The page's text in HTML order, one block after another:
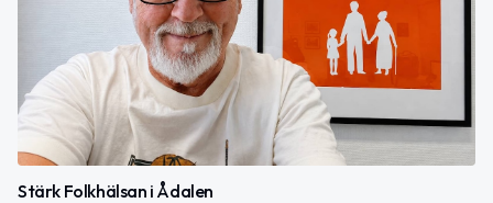
Stärk Folkhälsan i Ådalen